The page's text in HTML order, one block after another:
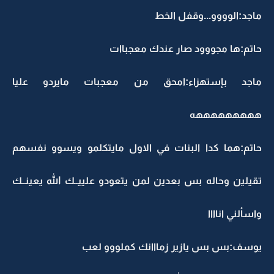
ماجد:الوووو...وقفل الخط
حاتم:ها مجووود صار عندك معجباات
ماجد بإستهزاء:امحق من معجبات مايردو عليا
هههههههههه
حاتم:هما كدا البنات في الاول مايتكلمو ويسوو نفسهم
تقيلين وحاله بس بعدين لمن يتعودو علييــك الله يعينــك
واسألني اناااا
يوسف:بس بس يازير زمااانك كملووو لعب